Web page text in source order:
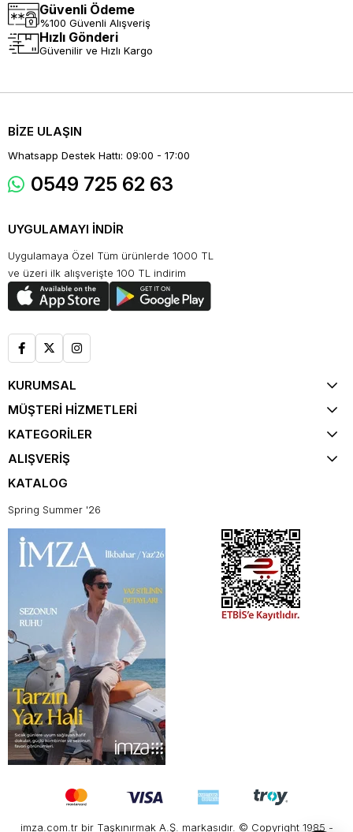
Güvenli Ödeme
%100 Güvenli Alışveriş
Hızlı Gönderi
Güvenilir ve Hızlı Kargo
BİZE ULAŞIN
Whatsapp Destek Hattı: 09:00 - 17:00
0549 725 62 63
UYGULAMAYI İNDİR
Uygulamaya Özel Tüm ürünlerde 1000 TL
ve üzeri ilk alışverişte 100 TL indirim
KURUMSAL
MÜŞTERİ HİZMETLERİ
KATEGORİLER
ALIŞVERİŞ
KATALOG
Spring Summer '26
imza.com.tr bir Taşkınırmak A.Ş. markasıdır. © Copyright 1985 -